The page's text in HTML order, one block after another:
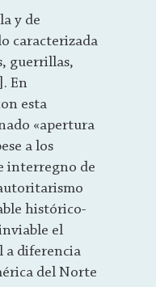
y de
caracterizada
guerrillas,
En
esta
«apertura
a los
interregno de
histórico-
el
a diferencia
del Norte